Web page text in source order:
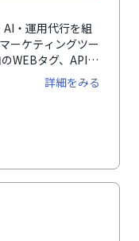
・運用代行を組
ーケティングツー
WEBタグ、API連
活用に特化し
現します。加え
ュニケーション
タントが、シナ
詳細をみる